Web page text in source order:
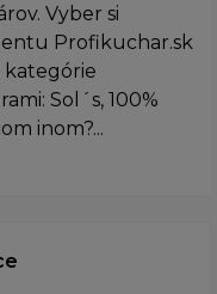
Vyber si
Profikuchar.sk
kategórie
Sol´s, 100%
inom?...